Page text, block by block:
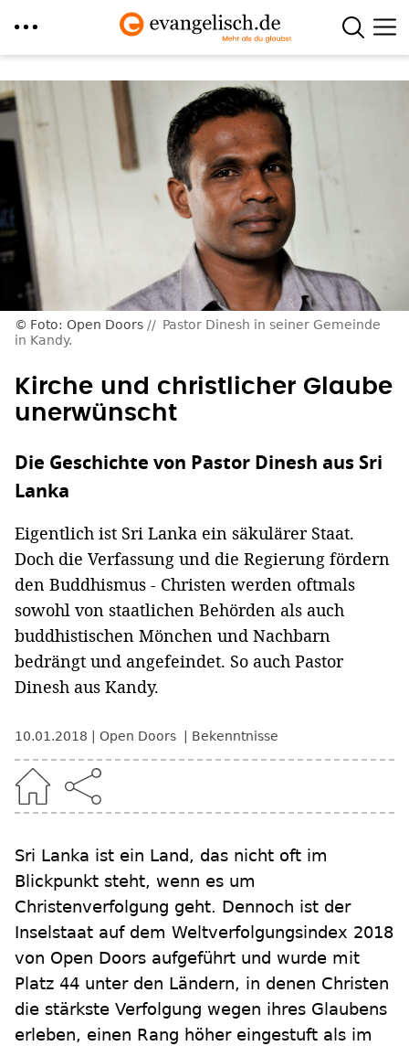
zum
Inhalt
Foto: Open Doors
Pastor Dinesh in seiner Gemeinde
in Kandy.
Kirche und christlicher Glaube
unerwünscht
Die Geschichte von Pastor Dinesh aus Sri
Lanka
Eigentlich ist Sri Lanka ein säkulärer Staat.
Doch die Verfassung und die Regierung fördern
den Buddhismus - Christen werden oftmals
sowohl von staatlichen Behörden als auch
buddhistischen Mönchen und Nachbarn
bedrängt und angefeindet. So auch Pastor
Dinesh aus Kandy.
10.01.2018 Open Doors Bekenntnisse
Sri Lanka ist ein Land, das nicht oft im
Blickpunkt steht, wenn es um
Christenverfolgung geht. Dennoch ist der
Inselstaat auf dem Weltverfolgungsindex 2018
von Open Doors aufgeführt und wurde mit
Platz 44 unter den Ländern, in denen Christen
die stärkste Verfolgung wegen ihres Glaubens
erleben, einen Rang höher eingestuft als im